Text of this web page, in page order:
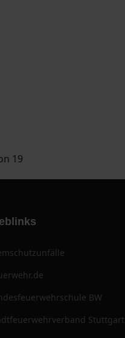
19
BW
Stuttgart